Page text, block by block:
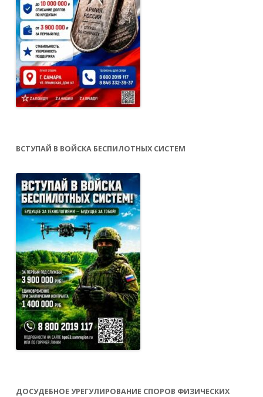
ВСТУПАЙ В ВОЙСКА БЕСПИЛОТНЫХ СИСТЕМ
ДОСУДЕБНОЕ УРЕГУЛИРОВАНИЕ СПОРОВ ФИЗИЧЕСКИХ